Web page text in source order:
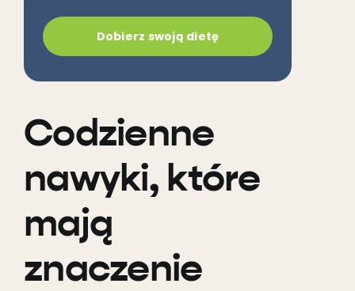
Dobierz swoją dietę
Codzienne
nawyki, które
mają
znaczenie